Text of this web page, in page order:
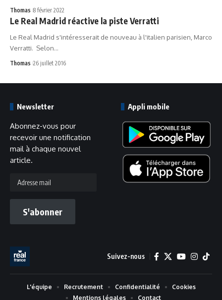
Thomas 8 février 2022
Le Real Madrid réactive la piste Verratti
Le Real Madrid s'intéresserait de nouveau à l'italien parisien, Marco
Verratti. Selon…
Thomas 26 juillet 2016
Newsletter
Abonnez-vous pour
recevoir une notification
mail à chaque nouvel
article.
mail
S'abonner
Appli mobile
Suivez-nous
L'équipe Recrutement Confidentialité
Cookies
Mentions légales
Contact